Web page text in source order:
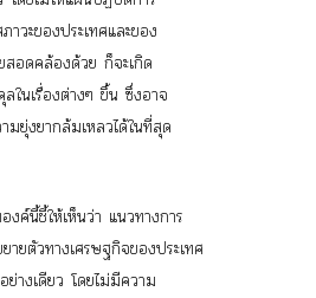
วะของประเทศและของ
สอดคล้องด้วย ก็จะเกิด
ในเรื่องต่างๆ ขึ้น ซึ่งอาจ
มยุ่งยากล้มเหลวได้ในที่สุด
งค์นี้ชี้ให้เห็นว่า แนวทางการ
ายตัวทางเศรษฐกิจของประเทศ
ย่างเดียว โดยไม่มีความ